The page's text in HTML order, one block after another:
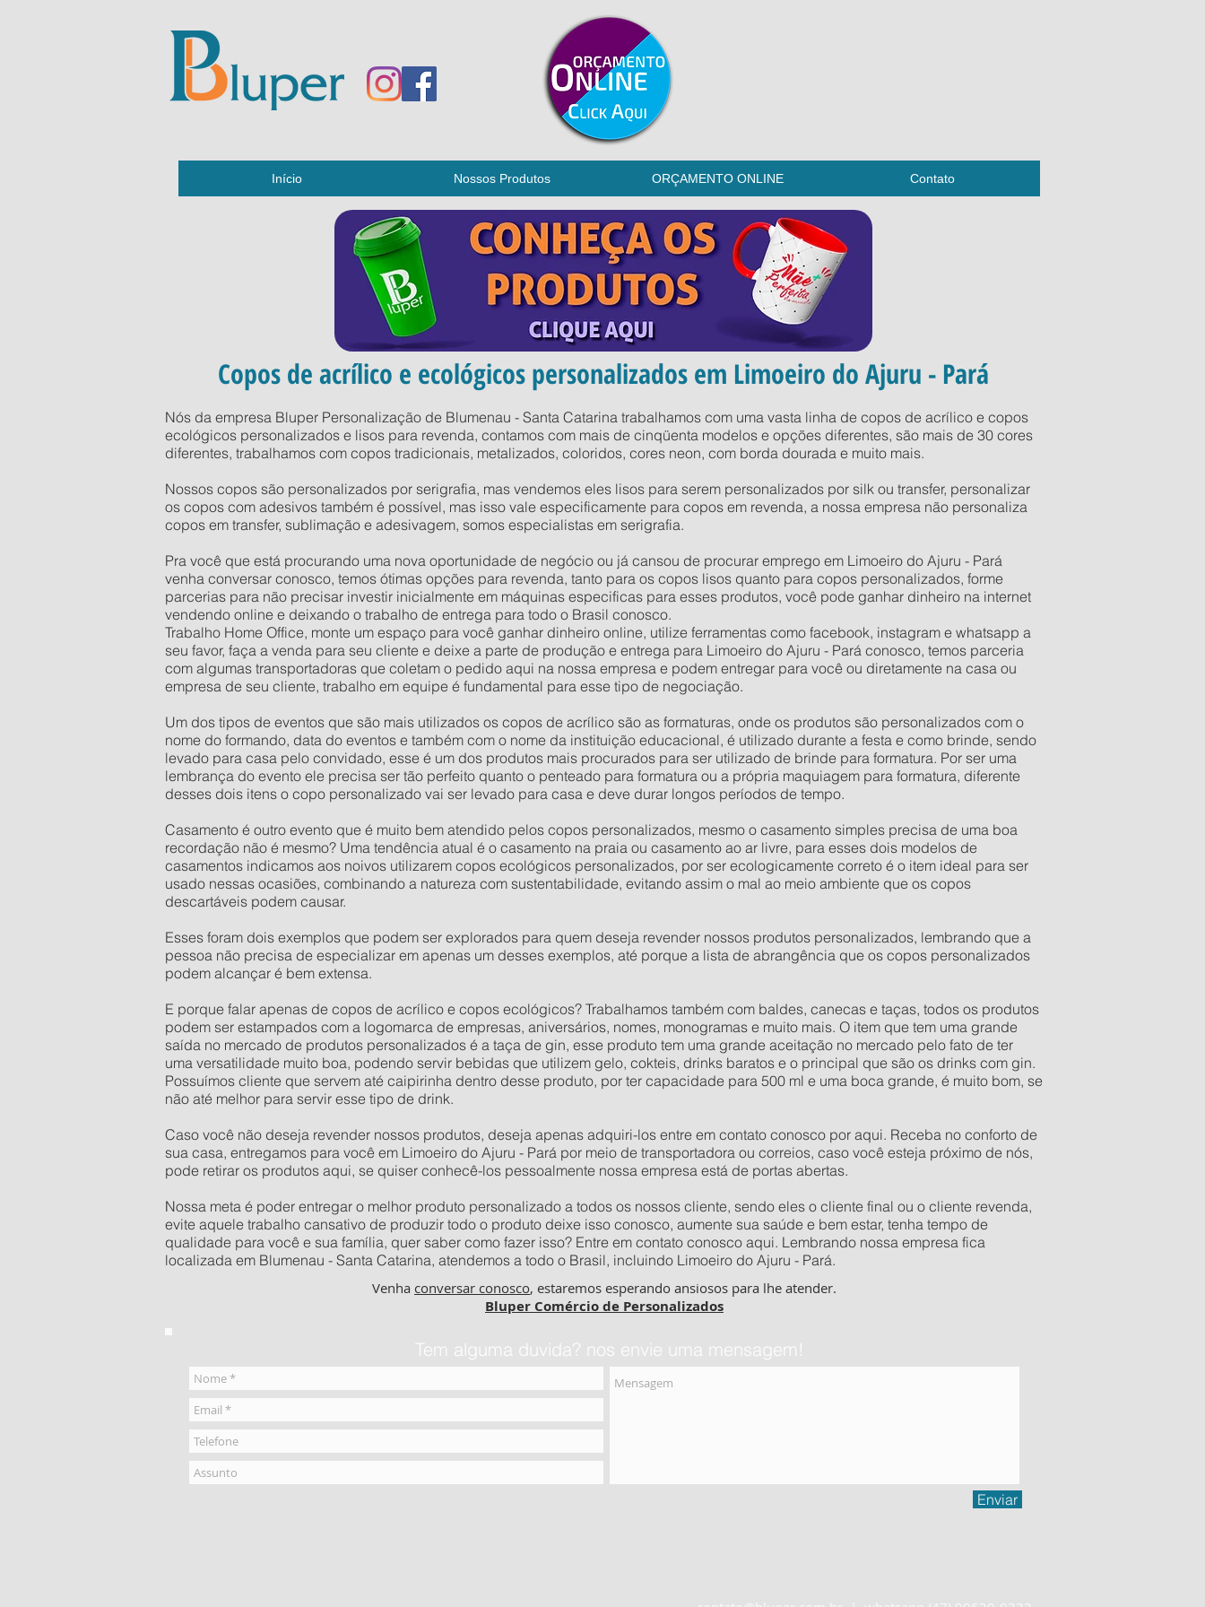
Início Nossos Produtos ORÇAMENTO ONLINE Contato
Copos de acrílico e ecológicos personalizados em Limoeiro do Ajuru - Pará
Nós da empresa Bluper Personalização de Blumenau - Santa Catarina trabalhamos com uma vasta linha de copos de acrílico e copos
ecológicos personalizados e lisos para revenda, contamos com mais de cinqüenta modelos e opções diferentes, são mais de 30 cores
diferentes, trabalhamos com copos tradicionais, metalizados, coloridos, cores neon, com borda dourada e muito mais.
Nossos copos são personalizados por serigrafia, mas vendemos eles lisos para serem personalizados por silk ou transfer, personalizar
os copos com adesivos também é possível, mas isso vale especificamente para copos em revenda, a nossa empresa não personaliza
copos em transfer, sublimação e adesivagem, somos especialistas em serigrafia.
Pra você que está procurando uma nova oportunidade de negócio ou já cansou de procurar emprego em Limoeiro do Ajuru - Pará
venha conversar conosco, temos ótimas opções para revenda, tanto para os copos lisos quanto para copos personalizados, forme
parcerias para não precisar investir inicialmente em máquinas especificas para esses produtos, você pode ganhar dinheiro na internet
vendendo online e deixando o trabalho de entrega para todo o Brasil conosco.
Trabalho Home Office, monte um espaço para você ganhar dinheiro online, utilize ferramentas como facebook, instagram e whatsapp a
seu favor, faça a venda para seu cliente e deixe a parte de produção e entrega para Limoeiro do Ajuru - Pará conosco, temos parceria
com algumas transportadoras que coletam o pedido aqui na nossa empresa e podem entregar para você ou diretamente na casa ou
empresa de seu cliente, trabalho em equipe é fundamental para esse tipo de negociação.
Um dos tipos de eventos que são mais utilizados os copos de acrílico são as formaturas, onde os produtos são personalizados com o
nome do formando, data do eventos e também com o nome da instituição educacional, é utilizado durante a festa e como brinde, sendo
levado para casa pelo convidado, esse é um dos produtos mais procurados para ser utilizado de brinde para formatura. Por ser uma
lembrança do evento ele precisa ser tão perfeito quanto o penteado para formatura ou a própria maquiagem para formatura, diferente
desses dois itens o copo personalizado vai ser levado para casa e deve durar longos períodos de tempo.
Casamento é outro evento que é muito bem atendido pelos copos personalizados, mesmo o casamento simples precisa de uma boa
recordação não é mesmo? Uma tendência atual é o casamento na praia ou casamento ao ar livre, para esses dois modelos de
casamentos indicamos aos noivos utilizarem copos ecológicos personalizados, por ser ecologicamente correto é o item ideal para ser
usado nessas ocasiões, combinando a natureza com sustentabilidade, evitando assim o mal ao meio ambiente que os copos
descartáveis podem causar.
Esses foram dois exemplos que podem ser explorados para quem deseja revender nossos produtos personalizados, lembrando que a
pessoa não precisa de especializar em apenas um desses exemplos, até porque a lista de abrangência que os copos personalizados
podem alcançar é bem extensa.
E porque falar apenas de copos de acrílico e copos ecológicos? Trabalhamos também com baldes, canecas e taças, todos os produtos
podem ser estampados com a logomarca de empresas, aniversários, nomes, monogramas e muito mais. O item que tem uma grande
saída no mercado de produtos personalizados é a taça de gin, esse produto tem uma grande aceitação no mercado pelo fato de ter
uma versatilidade muito boa, podendo servir bebidas que utilizem gelo, cokteis, drinks baratos e o principal que são os drinks com gin.
Possuímos cliente que servem até caipirinha dentro desse produto, por ter capacidade para 500 ml e uma boca grande, é muito bom, se
não até melhor para servir esse tipo de drink.
Caso você não deseja revender nossos produtos, deseja apenas adquiri-los entre em contato conosco por aqui. Receba no conforto de
sua casa, entregamos para você em Limoeiro do Ajuru - Pará por meio de transportadora ou correios, caso você esteja próximo de nós,
pode retirar os produtos aqui, se quiser conhecê-los pessoalmente nossa empresa está de portas abertas.
Nossa meta é poder entregar o melhor produto personalizado a todos os nossos cliente, sendo eles o cliente final ou o cliente revenda,
evite aquele trabalho cansativo de produzir todo o produto deixe isso conosco, aumente sua saúde e bem estar, tenha tempo de
qualidade para você e sua família, quer saber como fazer isso? Entre em contato conosco aqui. Lembrando nossa empresa fica
localizada em Blumenau - Santa Catarina, atendemos a todo o Brasil, incluindo Limoeiro do Ajuru - Pará.
Venha conversar conosco, estaremos esperando ansiosos para lhe atender.
Bluper Comércio de Personalizados
Tem alguma duvida? nos envie uma mensagem!
Enviar